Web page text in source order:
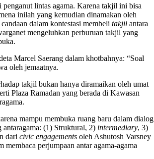
lintas agama. Karena takjil ini bisa
inilah yang kemudian dinamakan oleh
dalam kontestasi membeli takjil antara
mengeluhkan perburuan takjil yang
Marcel Saerang dalam khotbahnya: “Soal
oleh jemaatnya.
takjil bukan hanya diramaikan oleh umat
Plaza Ramadan yang berada di Kawasan
mampu membuka ruang baru dalam dialog
antaragama: (1) Struktural, 2) intermediary, 3)
dari civic engagements oleh Ashutosh Varsney
perjumpaan antar agama-agama